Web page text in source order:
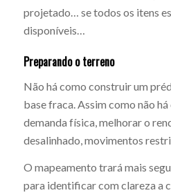
projetado… se todos os itens
disponíveis…
Preparando o terreno
Não há como construir um
base fraca. Assim como não
demanda física, melhorar o
desalinhado, movimentos
O mapeamento trará mais
para identificar com clareza a